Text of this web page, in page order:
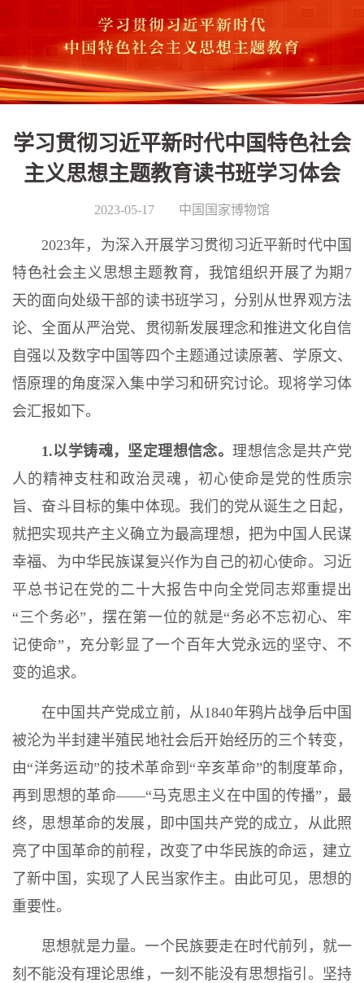
学习贯彻习近平新时代中国特色社会
主义思想主题教育读书班学习体会
2023-05-17 中国国家博物馆
2023年，为深入开展学习贯彻习近平新时代中国
特色社会主义思想主题教育，我馆组织开展了为期7
天的面向处级干部的读书班学习，分别从世界观方法
论、全面从严治党、贯彻新发展理念和推进文化自信
自强以及数字中国等四个主题通过读原著、学原文、
悟原理的角度深入集中学习和研究讨论。现将学习体
会汇报如下。
1.以学铸魂，坚定理想信念。理想信念是共产党
人的精神支柱和政治灵魂，初心使命是党的性质宗
旨、奋斗目标的集中体现。我们的党从诞生之日起，
就把实现共产主义确立为最高理想，把为中国人民谋
幸福、为中华民族谋复兴作为自己的初心使命。习近
平总书记在党的二十大报告中向全党同志郑重提出
“三个务必”，摆在第一位的就是“务必不忘初心、牢
记使命”，充分彰显了一个百年大党永远的坚守、不
变的追求。
在中国共产党成立前，从1840年鸦片战争后中国
被沦为半封建半殖民地社会后开始经历的三个转变，
由“洋务运动”的技术革命到“辛亥革命”的制度革命，
再到思想的革命——“马克思主义在中国的传播”，最
终，思想革命的发展，即中国共产党的成立，从此照
亮了中国革命的前程，改变了中华民族的命运，建立
了新中国，实现了人民当家作主。由此可见，思想的
重要性。
思想就是力量。一个民族要走在时代前列，就一
刻不能没有理论思维，一刻不能没有思想指引。坚持